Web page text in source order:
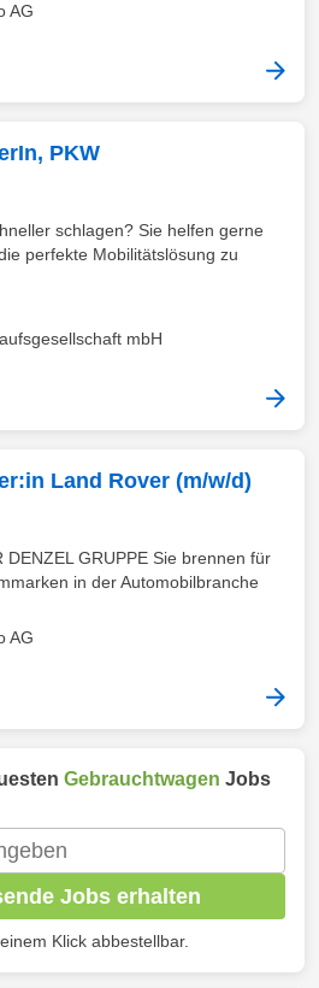
AG
PKW
schlagen? Sie helfen gerne
perfekte Mobilitätslösung zu
mbH
Land Rover (m/w/d)
DENZEL GRUPPE Sie brennen für
in der Automobilbranche
AG
Gebrauchtwagen Jobs
Jobs erhalten
Klick abbestellbar.